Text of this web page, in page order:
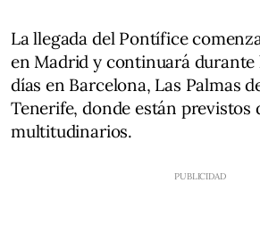
La llegada del Pontífice
en Madrid y continuará durante
días en Barcelona, Las Palmas
Tenerife, donde están previstos
multitudinarios.